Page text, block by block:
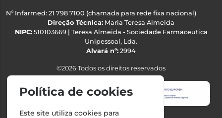
Nº Infarmed: 21 798 7100 (chamada para rede fixa nacional)
Direção Técnica: Maria Teresa Almeida
NIPC:510103669 | Teresa Almeida - Sociedade Farmaceutica
Unipessoal, Lda.
Alvará nº: 2994
©2026 Todos os direitos reservados
Política de cookies
Este site utiliza cookies para